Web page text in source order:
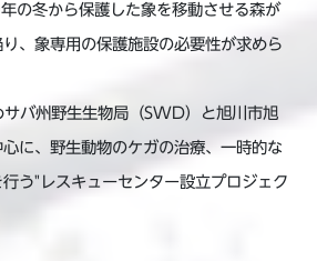
の冬から保護した象を移動させる森が
、象専用の保護施設の必要性が求めら
サバ州野生生物局（SWD）と旭川市旭
に、野生動物のケガの治療、一時的な
う"レスキューセンター設立プロジェク